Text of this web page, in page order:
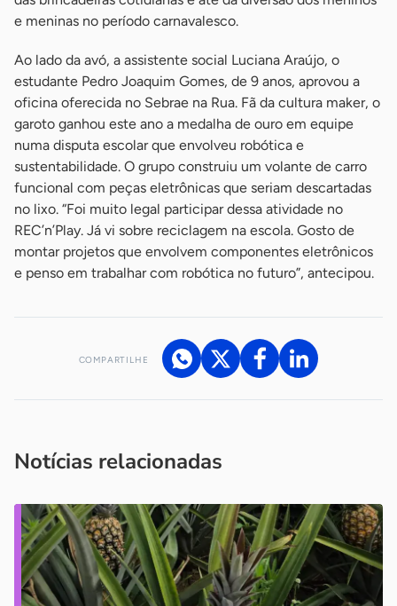
e meninas no período carnavalesco.
Ao lado da avó, a assistente social Luciana Araújo, o
estudante Pedro Joaquim Gomes, de 9 anos, aprovou a
oficina oferecida no Sebrae na Rua. Fã da cultura maker, o
garoto ganhou este ano a medalha de ouro em equipe
numa disputa escolar que envolveu robótica e
sustentabilidade. O grupo construiu um volante de carro
funcional com peças eletrônicas que seriam descartadas
no lixo. “Foi muito legal participar dessa atividade no
REC’n’Play. Já vi sobre reciclagem na escola. Gosto de
montar projetos que envolvem componentes eletrônicos
e penso em trabalhar com robótica no futuro”, antecipou.
COMPARTILHE
Notícias relacionadas